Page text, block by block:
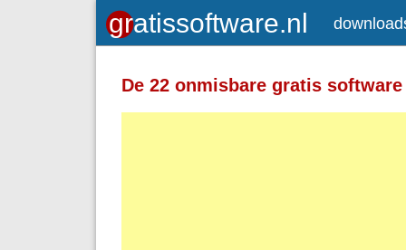
De 22 onmisbare gratis
Toegelaten HTML-tags: <a> <em>
<strong> <br> <br /> <i> <b> <p>